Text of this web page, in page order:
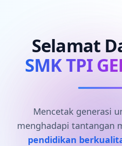
Selamat
SMK TPI
Mencetak generasi
menghadapi tantangan
pendidikan